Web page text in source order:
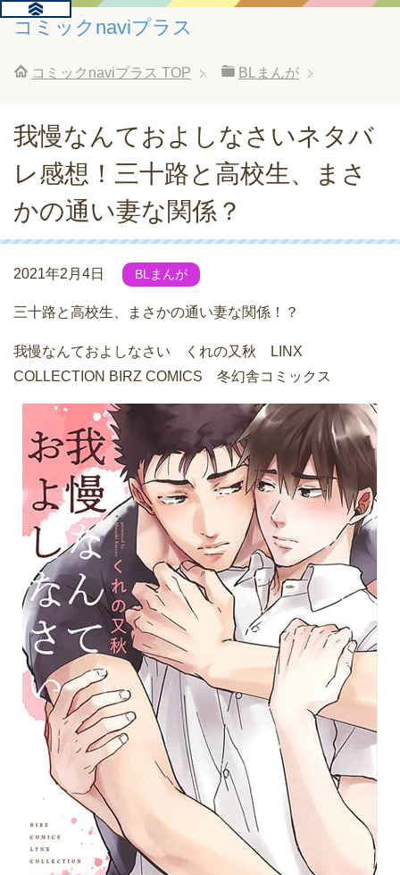
コミックnaviプラス
コミックnaviプラス TOP BLまんが
我慢なんておよしなさいネタバ
レ感想！三十路と高校生、まさ
かの通い妻な関係？
2021年2月4日 BLまんが
三十路と高校生、まさかの通い妻な関係！？
我慢なんておよしなさい くれの又秋 LINX
COLLECTION BIRZ COMICS 冬幻舎コミックス